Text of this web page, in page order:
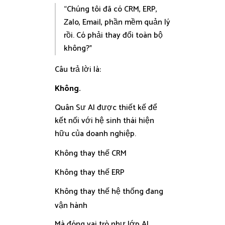
“Chúng tôi đã có CRM, ERP,
Zalo, Email, phần mềm quản lý
rồi. Có phải thay đổi toàn bộ
không?”
Câu trả lời là:
Không.
Quân Sư AI được thiết kế để
kết nối với hệ sinh thái hiện
hữu của doanh nghiệp.
Không thay thế CRM
Không thay thế ERP
Không thay thế hệ thống đang
vận hành